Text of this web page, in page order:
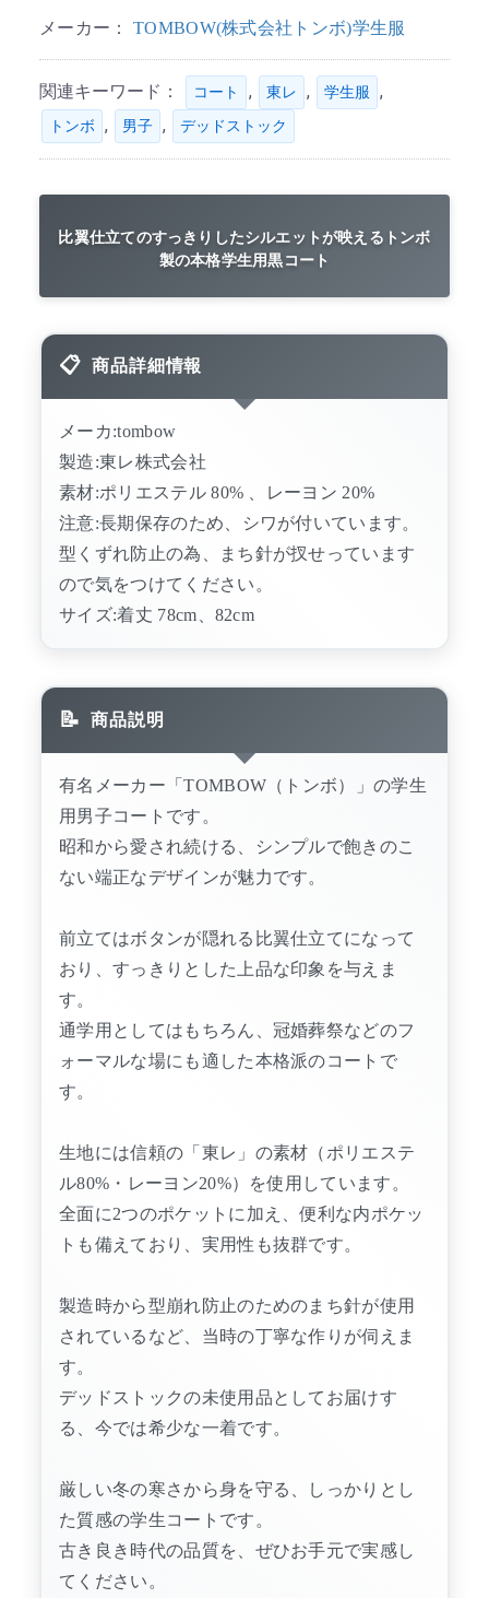
メーカー： TOMBOW(株式会社トンボ)学生服
関連キーワード： コート , 東レ , 学生服 ,
トンボ , 男子 , デッドストック
比翼仕立てのすっきりしたシルエットが映えるトンボ
製の本格学生用黒コート
商品詳細情報
メーカ:tombow
製造:東レ株式会社
素材:ポリエステル 80% 、レーヨン 20%
注意:長期保存のため、シワが付いています。
型くずれ防止の為、まち針が扠せっています
ので気をつけてください。
サイズ:着丈 78cm、82cm
商品説明
有名メーカー「TOMBOW（トンボ）」の学生
用男子コートです。
昭和から愛され続ける、シンプルで飽きのこ
ない端正なデザインが魅力です。
前立てはボタンが隠れる比翼仕立てになって
おり、すっきりとした上品な印象を与えま
す。
通学用としてはもちろん、冠婚葬祭などのフ
ォーマルな場にも適した本格派のコートで
す。
生地には信頼の「東レ」の素材（ポリエステ
ル80%・レーヨン20%）を使用しています。
全面に2つのポケットに加え、便利な内ポケッ
トも備えており、実用性も抜群です。
製造時から型崩れ防止のためのまち針が使用
されているなど、当時の丁寧な作りが伺えま
す。
デッドストックの未使用品としてお届けす
る、今では希少な一着です。
厳しい冬の寒さから身を守る、しっかりとし
た質感の学生コートです。
古き良き時代の品質を、ぜひお手元で実感し
てください。